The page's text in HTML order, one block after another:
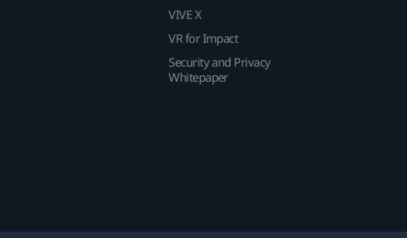
VIVE X
VR for Impact
Security and Privacy
Whitepaper